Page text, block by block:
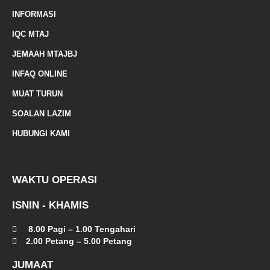
INFORMASI
IQC MTAJ
JEMAAH MTAJBJ
INFAQ ONLINE
MUAT TURUN
SOALAN LAZIM
HUBUNGI KAMI
WAKTU OPERASI
ISNIN - KHAMIS
8.00 Pagi – 1.00 Tengahari
2.00 Petang – 5.00 Petang
JUMAAT